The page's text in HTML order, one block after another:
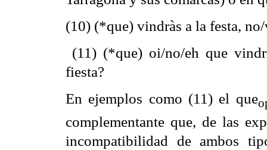
(10) (*que) vindràs a la festa, no/
(11) (*que) oi/no/eh que
fiesta?
En ejemplos como (11) el que
complementante que, de las
incompatibilidad de ambos